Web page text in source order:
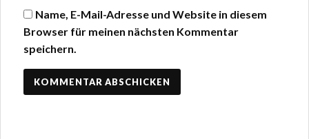
Name, E-Mail-Adresse und Website in diesem
Browser für meinen nächsten Kommentar
speichern.